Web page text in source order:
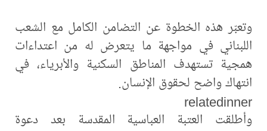
وتعبّر هذه الخطوة عن التضامن الكامل مع الشعب
اللبناني في مواجهة ما يتعرض له من اعتداءات
همجية تستهدف المناطق السكنية والأبرياء، في
انتهاك واضح لحقوق الإنسان.
relatedinner
وأطلقت العتبة العباسية المقدسة بعد دعوة